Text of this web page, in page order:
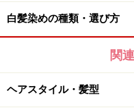
白髪染めの種類・選び方
関
ヘアスタイル・髪型